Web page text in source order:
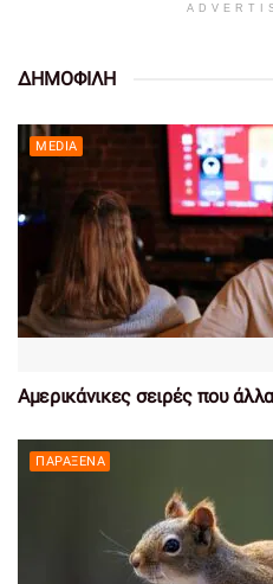
ΔΗΜΟΦΙΛΗ
MEDIA
Αμερικάνικες σειρές που
ΠΑΡΆΞΕΝΑ